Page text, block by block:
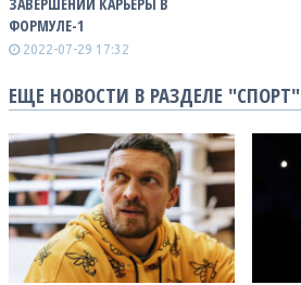
ФОРМУЛЕ-1
2022-07-29 17:32
ЕЩЕ НОВОСТИ В РАЗДЕЛЕ "СПОРТ"